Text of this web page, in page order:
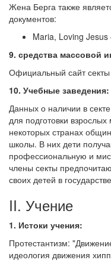
Жена Берга также
документов:
Maria, Loving
9. средства массовой
Официальный сайт секты
10. Учебные заведения:
Данных о наличии в
для подготовки
некоторых странах
школы. В них дети
профессиональную и
члены секты
своих детей в
II. Учение
1. Истоки учения:
Протестантизм:
идеология движения